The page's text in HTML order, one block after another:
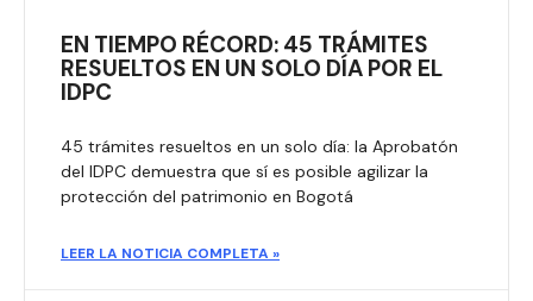
EN TIEMPO RÉCORD: 45 TRÁMITES
RESUELTOS EN UN SOLO DÍA POR EL
IDPC
45 trámites resueltos en un solo día: la Aprobatón
del IDPC demuestra que sí es posible agilizar la
protección del patrimonio en Bogotá
LEER LA NOTICIA COMPLETA »